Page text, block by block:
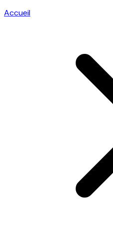
Accueil